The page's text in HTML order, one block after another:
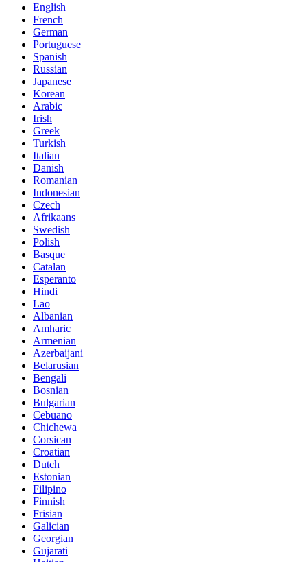
English
French
German
Portuguese
Spanish
Russian
Japanese
Korean
Arabic
Irish
Greek
Turkish
Italian
Danish
Romanian
Indonesian
Czech
Afrikaans
Swedish
Polish
Basque
Catalan
Esperanto
Hindi
Lao
Albanian
Amharic
Armenian
Azerbaijani
Belarusian
Bengali
Bosnian
Bulgarian
Cebuano
Chichewa
Corsican
Croatian
Dutch
Estonian
Filipino
Finnish
Frisian
Galician
Georgian
Gujarati